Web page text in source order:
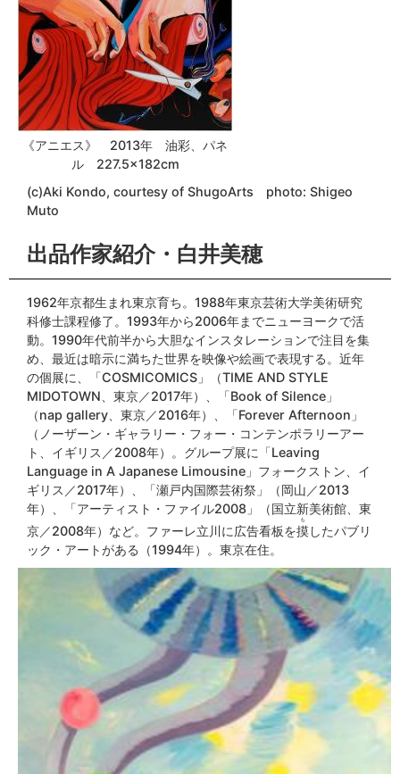
《アニエス》 2013年 油彩、パネ
ル 227.5×182cm
(c)Aki Kondo, courtesy of ShugoArts photo: Shigeo
Muto
出品作家紹介・白井美穂
1962年京都生まれ東京育ち。1988年東京芸術大学美術研究
科修士課程修了。1993年から2006年までニューヨークで活
動。1990年代前半から大胆なインスタレーションで注目を集
め、最近は暗示に満ちた世界を映像や絵画で表現する。近年
の個展に、「COSMICOMICS」（TIME AND STYLE
MIDOTOWN、東京／2017年）、「Book of Silence」
（nap gallery、東京／2016年）、「Forever Afternoon」
（ノーザーン・ギャラリー・フォー・コンテンポラリーアー
ト、イギリス／2008年）。グループ展に「Leaving
Language in A Japanese Limousine」フォークストン、イ
ギリス／2017年）、「瀬戸内国際芸術祭」（岡山／2013
年）、「アーティスト・ファイル2008」（国立新美術館、東
京／2008年）など。ファーレ立川に広告看板を摸
も
したパブリ
ック・アートがある（1994年）。東京在住。